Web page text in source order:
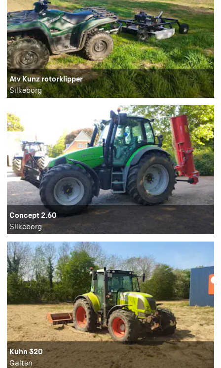
Atv Kunz rotorklipper
Silkeborg
Concept 2.60
Silkeborg
Kuhn 320
Galten